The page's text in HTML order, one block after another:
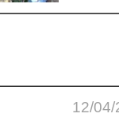
12/